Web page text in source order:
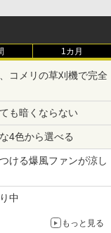
1カ月
コメリの草刈機で完全
も暗くならない
4色から選べる
ける爆風ファンが涼し
中
もっと見る